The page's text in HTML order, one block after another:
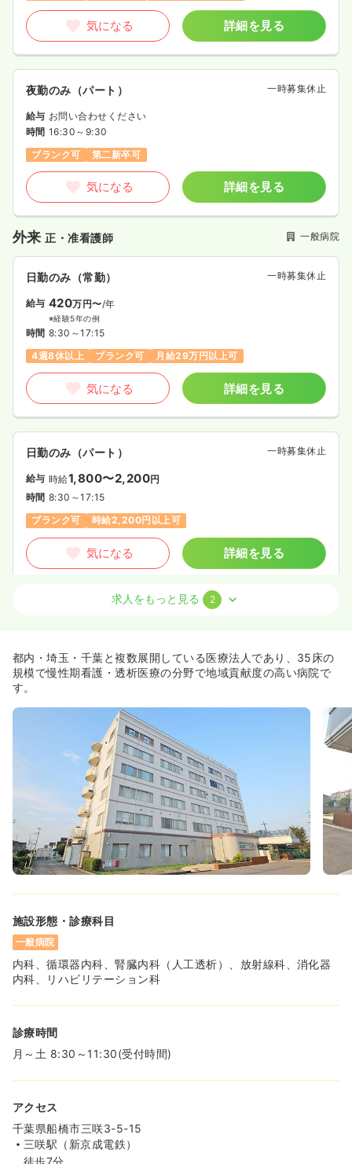
気になる 詳細を見る
夜勤のみ（パート） 一時募集休止
給与 お問い合わせください
時間 16:30～9:30
ブランク可
第二新卒可
気になる 詳細を見る
外来正・准看護師 一般病院
日勤のみ（常勤） 一時募集休止
給与 420万円〜/年
※経験5年の例
時間 8:30～17:15
4週8休以上
ブランク可 月給29万円以上可
気になる 詳細を見る
日勤のみ（パート） 一時募集休止
給与 時給1,800〜2,200円
時間 8:30～17:15
ブランク可
時給2,200円以上可
気になる 詳細を見る
正・准看護師
給与 25.0万円/月 賞与3.8ヶ月
4週8休以上 ブランク可
気になる
日勤のみ（パート） 一時募集休止
給与 お問い合わせください
時間 8:30～17:15
気になる
求人をもっと見る 2
都内・埼玉・千葉と複数展開している医療法人であり、35床の
規模で慢性期看護・透析医療の分野で地域貢献度の高い病院で
す。
施設形態・診療科目
一般病院
内科、循環器内科、腎臓内科（人工透析）、放射線科、消化器
内科、リハビリテーション科
診療時間
月～土 8:30～11:30(受付時間)
アクセス
千葉県船橋市三咲3-5-15
三咲駅（新京成電鉄）